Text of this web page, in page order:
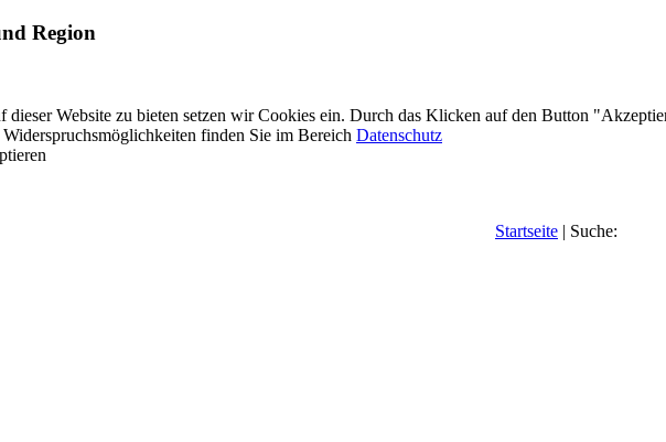
Region
dieser Website zu bieten setzen wir Cookies ein. Durch das Klicken auf den Button
finden Sie im Bereich Datenschutz
Startseite | Suche: